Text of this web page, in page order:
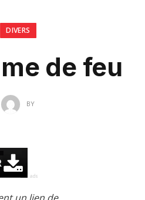
DIVERS
de feu
BY